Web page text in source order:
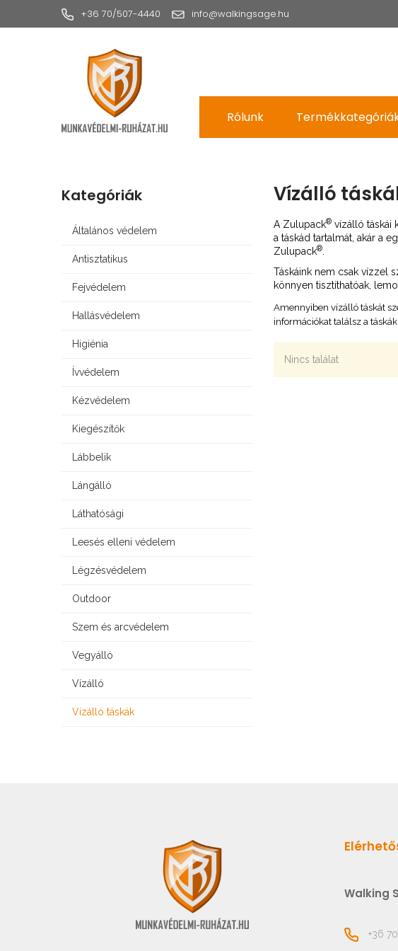
+36 70/507-4440 info@walkingsage.hu
Rólunk
Vízálló
A Zulupack® vízálló táskái
a táskád tartalmát, akár a
Zulupack®
Táskáink nem csak vízzel
könnyen tisztíthatóak,
Amennyiben vízálló táskát
információkat találsz a
Nincs találat
Kategóriák
Általános védelem
Antisztatikus
Fejvédelem
Hallásvédelem
Higiénia
Ívvédelem
Kézvédelem
Kiegészítők
Lábbelik
Lángálló
Láthatósági
Leesés elleni védelem
Légzésvédelem
Outdoor
Szem és arcvédelem
Vegyálló
Vízálló
Vízálló táskák
Walking
+36